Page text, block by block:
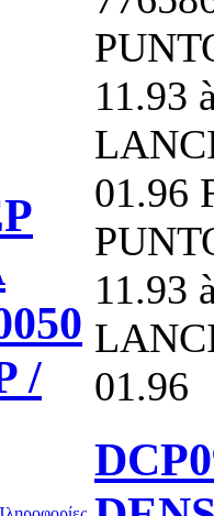
/
11.93
01.96
11.93
01.96